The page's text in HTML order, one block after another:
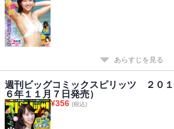
あらすじを見る
週刊ビッグコミックスピリッツ ２０
６年１１月７日発売）
¥356 (税込)